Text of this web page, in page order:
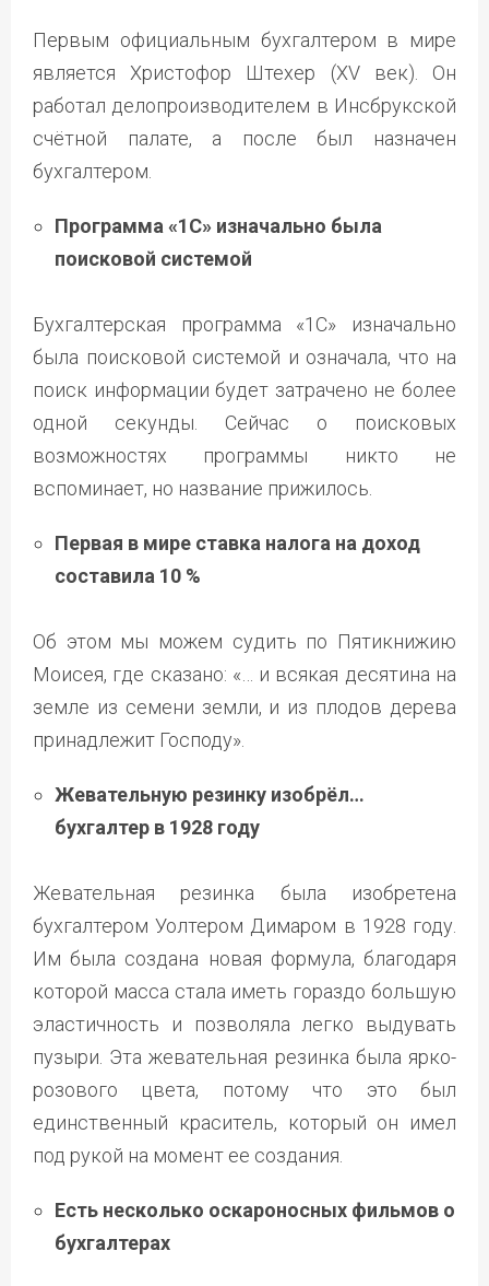
Первым официальным бухгалтером в мире
является Христофор Штехер (XV век). Он
работал делопроизводителем в Инсбрукской
счётной палате, а после был назначен
бухгалтером.
Программа «1С» изначально была
поисковой системой
Бухгалтерская программа «1С» изначально
была поисковой системой и означала, что на
поиск информации будет затрачено не более
одной секунды. Сейчас о поисковых
возможностях программы никто не
вспоминает, но название прижилось.
Первая в мире ставка налога на доход
составила 10 %
Об этом мы можем судить по Пятикнижию
Моисея, где сказано: «… и всякая десятина на
земле из семени земли, и из плодов дерева
принадлежит Господу».
Жевательную резинку изобрёл…
бухгалтер в 1928 году
Жевательная резинка была изобретена
бухгалтером Уолтером Димаром в 1928 году.
Им была создана новая формула, благодаря
которой масса стала иметь гораздо большую
эластичность и позволяла легко выдувать
пузыри. Эта жевательная резинка была ярко-
розового цвета, потому что это был
единственный краситель, который он имел
под рукой на момент ее создания.
Есть несколько оскароносных фильмов о
бухгалтерах